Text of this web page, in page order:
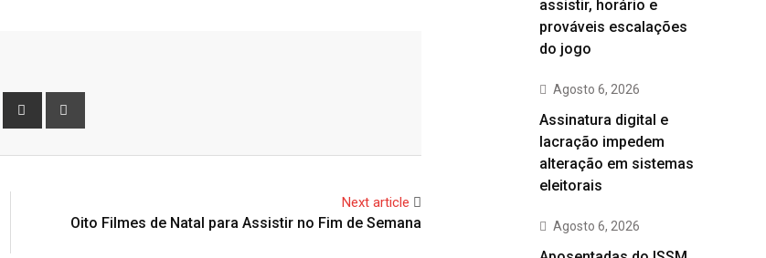
Reddit
Share
Next article
Oito Filmes de Natal para Assistir no Fim de Semana
assistir, horário e
prováveis escalações
do jogo
Agosto 6, 2026
Assinatura digital e
lacração impedem
alteração em sistemas
eleitorais
Agosto 6, 2026